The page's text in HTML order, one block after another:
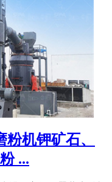
机钾矿石、
...